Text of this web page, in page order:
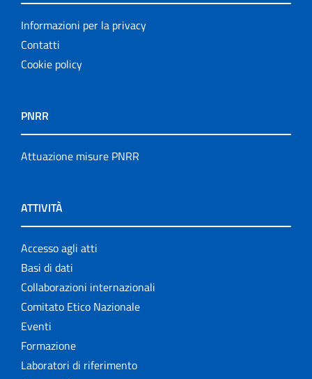
Informazioni per la privacy
Contatti
Cookie policy
PNRR
Attuazione misure PNRR
ATTIVITÀ
Accesso agli atti
Basi di dati
Collaborazioni internazionali
Comitato Etico Nazionale
Eventi
Formazione
Laboratori di riferimento